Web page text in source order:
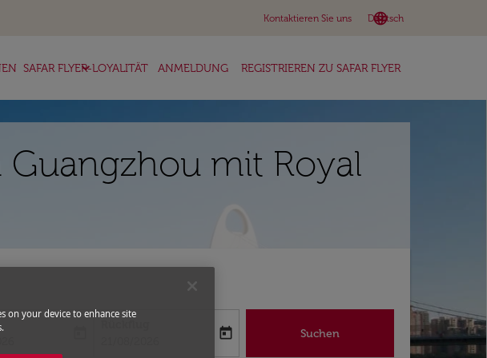
Kontaktieren Sie uns language
Deutsch
keyboard_arrow_down
SAFAR FLYER-LOYALITÄT
keyboard_arrow_down ANMELDUNG REGISTRIEREN ZU SAFAR FLYER
Guangzhou mit Royal
fc-booking-return-date-aria-label
today Suchen
on your device to enhance site